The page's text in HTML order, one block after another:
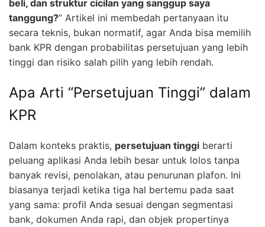
beli, dan struktur cicilan yang sanggup saya
tanggung?” Artikel ini membedah pertanyaan itu
secara teknis, bukan normatif, agar Anda bisa memilih
bank KPR dengan probabilitas persetujuan yang lebih
tinggi dan risiko salah pilih yang lebih rendah.
Apa Arti “Persetujuan Tinggi” dalam
KPR
Dalam konteks praktis, persetujuan tinggi berarti
peluang aplikasi Anda lebih besar untuk lolos tanpa
banyak revisi, penolakan, atau penurunan plafon. Ini
biasanya terjadi ketika tiga hal bertemu pada saat
yang sama: profil Anda sesuai dengan segmentasi
bank, dokumen Anda rapi, dan objek propertinya